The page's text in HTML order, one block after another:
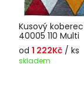
Kusový koberec
40005 110 Multi
od 1 222Kč / ks
skladem